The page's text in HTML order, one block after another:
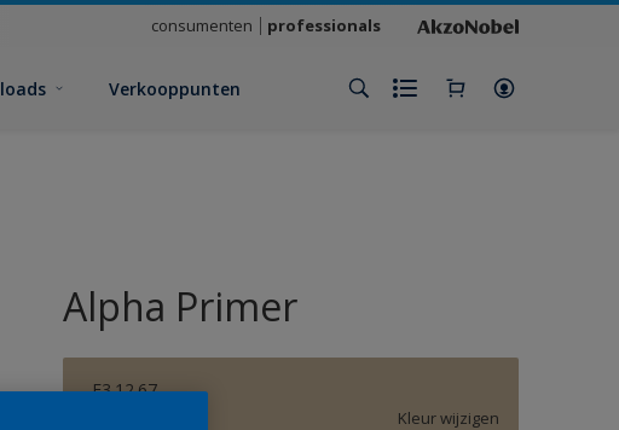
consumenten professionals
Verkooppunten
Alpha Primer
F3.12.67
Kleur wijzigen